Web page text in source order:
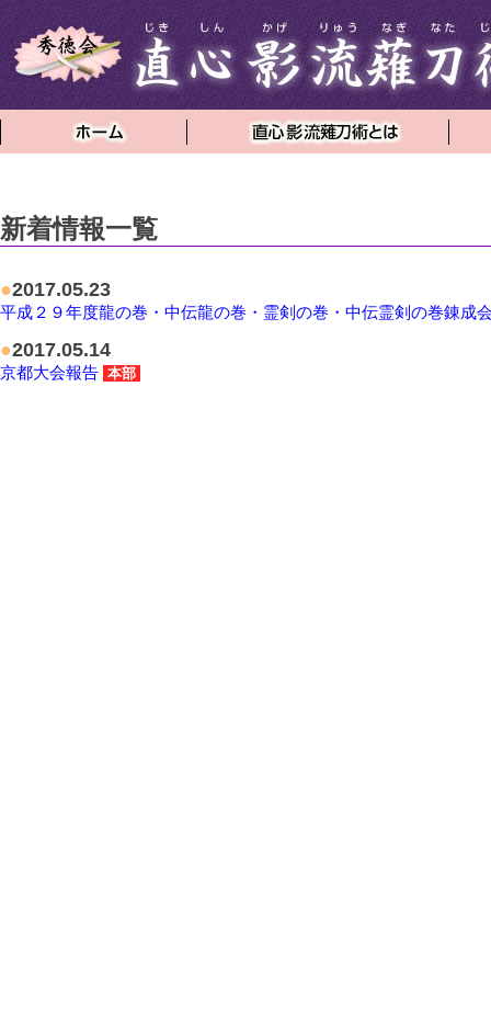
新着情報一覧
●2017.05.23
平成２９年度龍の巻・中伝龍の巻・霊剣の巻・中伝霊剣の巻錬成
●2017.05.14
京都大会報告 本部